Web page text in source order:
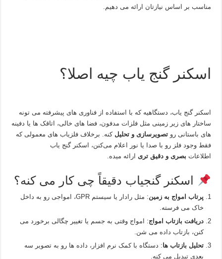
مناسب بر اساس نیازتان ارائه می‌ دهیم.
اسکنر گنج یاب چیه اصلا؟
اسکنر گنج‌ یاب، دستگاهیه که با استفاده از فناوری‌ های پیشرفته می‌ تونه
ساختار های زیر زمینی مثل فلزات مدفون، فضا های خالی، اتاقک‌ ها یا دفینه‌
های باستانی روتصویرسازی و تحلیل کنه. برخلاف فلزیاب‌ های معمولی که
فقط وجود فلز رو با صدا یا نور اعلام می‌کنن، اسکنر گنج‌ یاب
اطلاعات بصری و دقیق‌ تری ارائه میده.
اسکنر گنجیاب دقیقاً چی کار می‌ کنه؟
پرتاب امواج به زمین
: مثل رادار یا سیستم GPR، امواجی رو به داخل
خاک می‌ فرسته.
دریافت بازتاب امواج: امواج وقتی به جسم یا تغییر چگالی برخورد می‌
کنن، بازتاب داده می‌ شن.
تحلیل بازتاب‌ ها: دستگاه با کمک نرم‌ افزار، داده‌ ها رو به تصویر سه‌
بعدی تبدیل می‌ کنه.